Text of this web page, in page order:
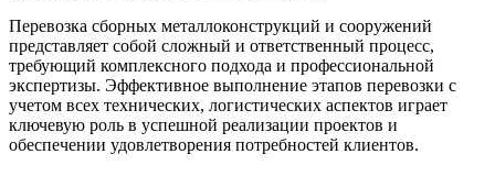
Перевозка сборных металлоконструкций и сооружений
представляет собой сложный и ответственный процесс,
требующий комплексного подхода и профессиональной
экспертизы. Эффективное выполнение этапов перевозки с
учетом всех технических, логистических аспектов играет
ключевую роль в успешной реализации проектов и
обеспечении удовлетворения потребностей клиентов.